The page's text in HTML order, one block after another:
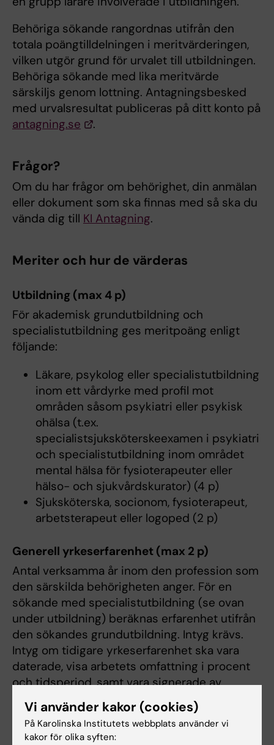
Behöriga sökande rangordnas utifrån den
totala poängtilldelningen i meritvärderingen,
vilken utgör grund för urvalet till utbildningen.
Behöriga sökande med lika meritvärde
särskiljs genom lottning. Antagningsbesked
med urvalsresultat publiceras på ditt konto på
antagning.se
.
Frågor?
Om du har frågor om behörighet, din anmälan
eller dokument som ska finnas med så ska du
vända dig till KI Antagning.
Meriter och hur de värderas
Utbildning (max 4 p)
För akademisk grundutbildning och
specialistutbildning ges meritpoäng enligt
följande:
Läkare, psykolog eller specialistutbildning
inom ett vårdyrke med profil mot
områden såsom psykiatri eller psykisk
ohälsa (t.ex.
specialistsjuksköterskeexamen i psykiatri
och specialistutbildning inom området
mental hälsa för fysioterapeuter eller
hälso- och sjukvårdskurator) (4 p)
Sjuksköterska, socionom, fysioterapeut,
arbetsterapeut eller logoped (2 p)
Generell yrkeserfarenhet (max 2 p)
Antal verksamma år inom den profession som
den särskilda behörigheten anger. För en
sökande med specialistutbildning (se ovan
under utbildning) beräknas erfarenhet utifrån
den sökandes grundutbildning. Intyg krävs.
Intyg om tidigare yrkeserfarenhet ska vara
daterade, visa arbetets omfattning i procent
och tidsperiod, samt vara signerade av
arbetsgivare/ personalhandläggare. Enbart
anställningsavtal utan uppgifter om hur länge
anställning har pågått godtas inte.
Vi använder kakor (cookies)
På Karolinska Institutets webbplats använder vi
kakor för olika syften: